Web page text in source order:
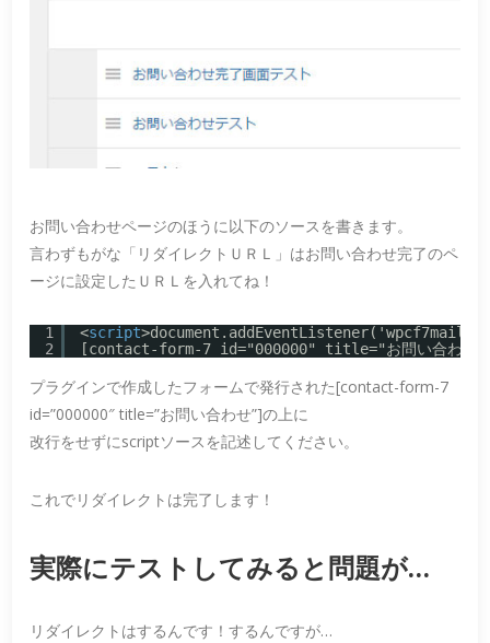
お問い合わせページのほうに以下のソースを書きます。
言わずもがな「リダイレクトＵＲＬ」はお問い合わせ完了のペ
ージに設定したＵＲＬを入れてね！
1
2
<script
[contact-form-7 id="000000" title="お問い合わせ
プラグインで作成したフォームで発行された[contact-form-7
id=”000000″ title=”お問い合わせ”]の上に
改行をせずにscriptソースを記述してください。
これでリダイレクトは完了します！
実際にテストしてみると問題が…
リダイレクトはするんです！するんですが…